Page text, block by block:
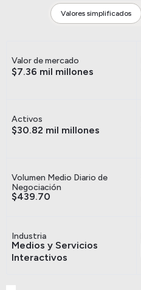
Valores simplificados
Valor de mercado
$7.36 mil millones
Activos
$30.82 mil millones
Volumen Medio Diario de
Negociación
$439.70
Industria
Medios y Servicios
Interactivos